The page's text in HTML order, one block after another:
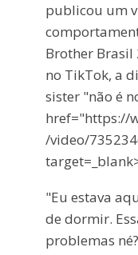
publicou um
Brother Brasil
no TikTok, a
sister "não é
href="https://
/video/
"Eu estava
de dormir.
problemas